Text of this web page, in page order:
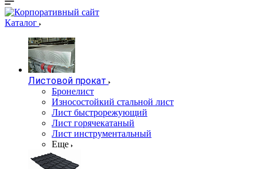
Каталог
Листовой прокат
Бронелист
Износостойкий стальной лист
Лист быстрорежующий
Лист горячекатаный
Лист инструментальный
Еще